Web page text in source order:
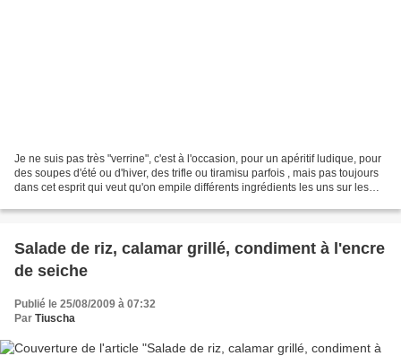
Je ne suis pas très "verrine", c'est à l'occasion, pour un apéritif ludique, pour
des soupes d'été ou d'hiver, des trifle ou tiramisu parfois , mais pas toujours
dans cet esprit qui veut qu'on empile différents ingrédients les uns sur les
Salade de riz, calamar grillé, condiment à l'encre
de seiche
Publié le 25/08/2009 à 07:32
Par Tiuscha